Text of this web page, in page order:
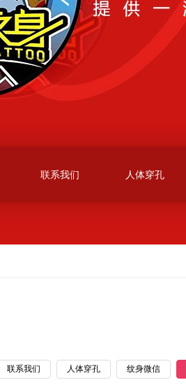
联系我们 人体穿孔
联系我们 人体穿孔 纹身微信